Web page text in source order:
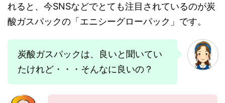
れると、今SNSなどでとても注目されているのが炭
酸ガスパックの「エニシーグローパック」です。
炭酸ガスパックは、良いと聞いてい
たけれど・・・そんなに良いの？